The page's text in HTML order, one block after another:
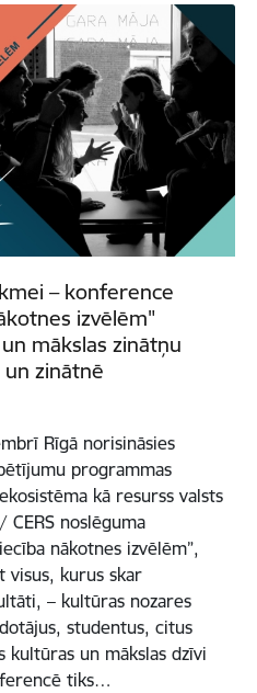
– konference
izvēlēm"
mākslas zinātņu
zinātnē
Rīgā norisināsies
programmas
kā resurss valsts
noslēguma
nākotnes izvēlēm”,
visus, kurus skar
– kultūras nozares
studentus, citus
kultūras un mākslas dzīvi
tiks…